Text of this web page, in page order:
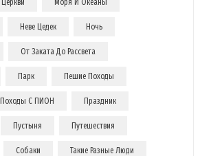
Моря И Океаны
Неве Цедек Ночь
От Заката До Рассвета
Парк Пешие Походы
Походы С ПИОН Праздник
Пустыня Путешествия
Собаки Такие Разные Люди